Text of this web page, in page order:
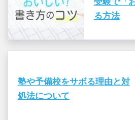
る方法
塾や予備校をサボる理由と対
処法について